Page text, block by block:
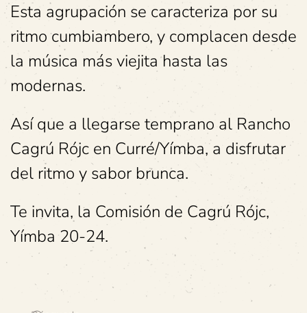
Esta agrupación se caracteriza por su
ritmo cumbiambero, y complacen desde
la música más viejita hasta las
modernas.
Así que a llegarse temprano al Rancho
Cagrú Rójc en Curré/Yímba, a disfrutar
del ritmo y sabor brunca.
Te invita, la Comisión de Cagrú Rójc,
Yímba 20-24.